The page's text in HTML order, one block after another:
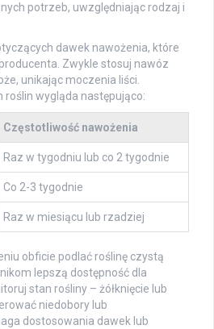
potrzeb, uwzględniając rodzaj i
dawek nawożenia, które
Zwykle stosuj nawóz
unikając moczenia liści.
roślin wygląda następująco:
Częstotliwość nawożenia
Raz w tygodniu lub co 2 tygodnie
Co 2-3 tygodnie
Raz w miesiącu lub rzadziej
obficie podlać roślinę czystą
lepszą dostępność dla
stan rośliny – żółknięcie lub
niedobory lub
dostosowania dawek lub